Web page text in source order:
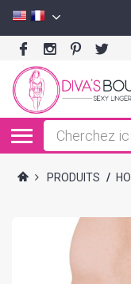
PRODUITS /